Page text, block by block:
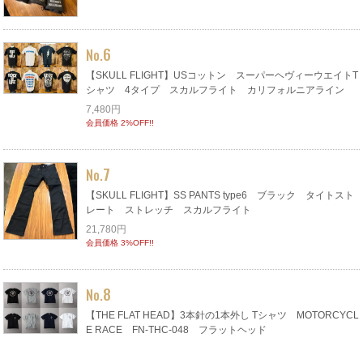
No.6
【SKULL FLIGHT】USコットン スーパーヘヴィーウエイトT
シャツ 4タイプ スカルフライト カリフォルニアライン
7,480円
会員価格 2%OFF!!
No.7
【SKULL FLIGHT】SS PANTS type6 ブラック タイトスト
レート ストレッチ スカルフライト
21,780円
会員価格 3%OFF!!
No.8
【THE FLAT HEAD】3本針の1本外し Tシャツ MOTORCYCL
E RACE FN-THC-048 フラットヘッド